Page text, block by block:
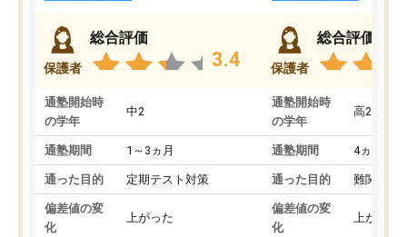
保護者
総合評価
3.4
通塾開始時
の学年
中2
通塾期間 1～3ヵ月
通った目的 定期テスト対策
偏差値の変
化
上がった
保護者
総合評価
通塾開始時
の学年
高2
通塾期間 4ヵ月～1
通った目的 難関私立
偏差値の変
化
上がった